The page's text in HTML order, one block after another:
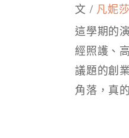
文 / 凡妮莎
這學期的
經照護、
議題的創
角落，真